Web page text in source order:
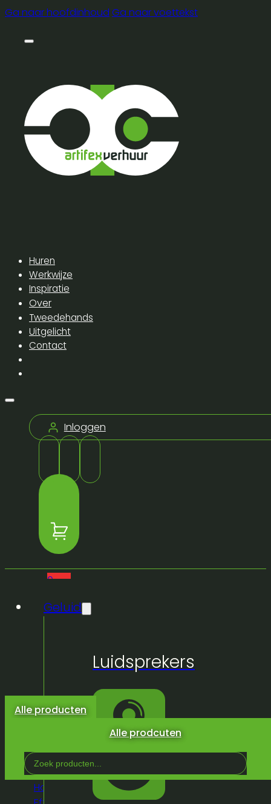
Ga naar hoofdinhoud Ga naar voettekst
Huren
Werkwijze
Inspiratie
Over
Tweedehands
Uitgelicht
Contact
Alle prodcuten
Inloggen
0
producten
winkelwagen.
Geluid
Luidsprekers
Alle producten
Search
...
Home
Winkel
Licht &